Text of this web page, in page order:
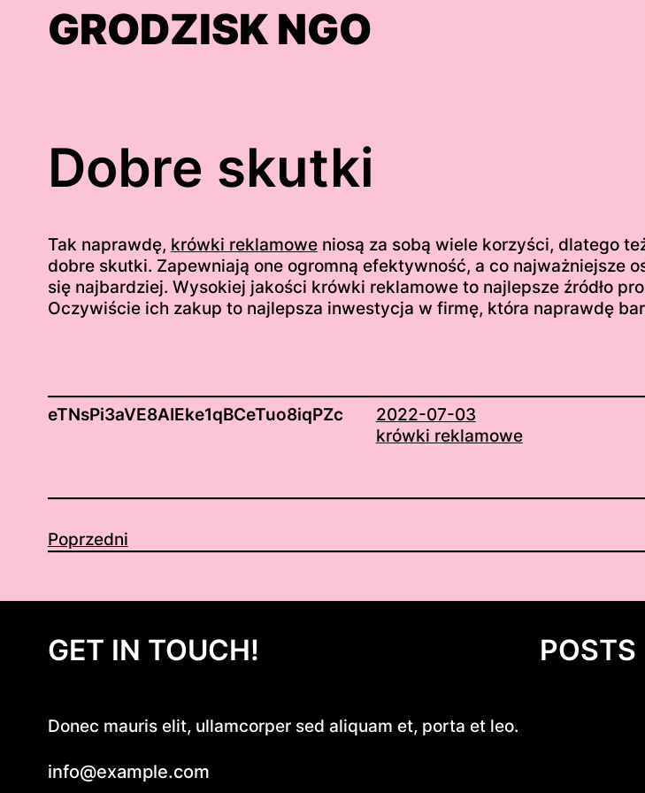
GRODZISK NGO
Dobre skutki
Tak naprawdę, krówki reklamoweniosą za sobą wiele korzyści, dlatego
dobre skutki. Zapewniają one ogromną efektywność, a co najważniejsze
się najbardziej. Wysokiej jakości krówki reklamowe to najlepsze źródło
Oczywiście ich zakup to najlepsza inwestycja w firmę, która naprawdę
eTNsPi3aVE8AIEke1qBCeTuo8iqPZc
2022-07-03
krówki reklamowe
Poprzedni
GET IN TOUCH!
Donec mauris elit, ullamcorper sed aliquam et, porta et leo.
info@example.com
POSTS